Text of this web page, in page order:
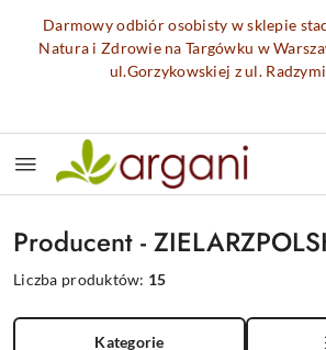
Przejdź do treści głównej
Przejdź do wyszukiwarki
Przejdź do moje konto
Przejdź do menu głównego
Przejdź do stopki
Darmowy odbiór osobisty w sklepie
Natura i Zdrowie na Targówku w
ul.Gorzykowskiej z ul.
Producent -
Liczba produktów: 15
Kategorie